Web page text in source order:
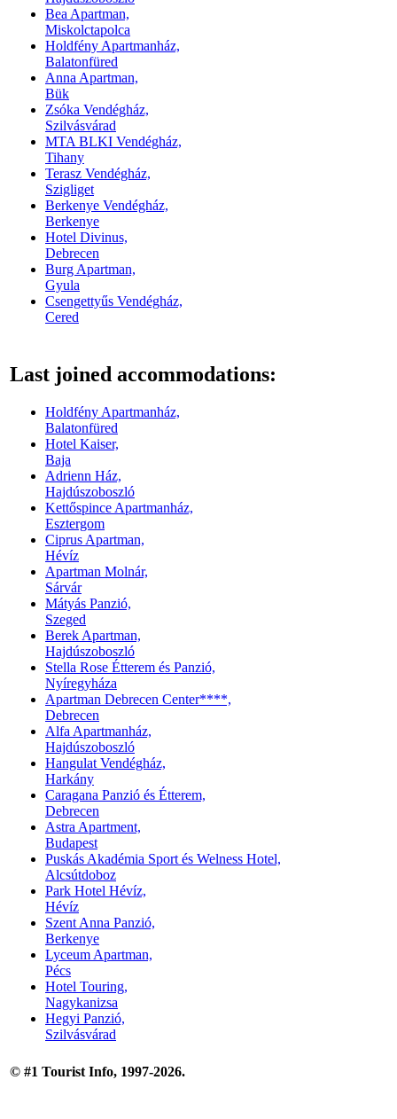
Bea Apartman,
Miskolctapolca
Holdfény Apartmanház,
Balatonfüred
Anna Apartman,
Bük
Zsóka Vendégház,
Szilvásvárad
MTA BLKI Vendégház,
Tihany
Terasz Vendégház,
Szigliget
Berkenye Vendégház,
Berkenye
Hotel Divinus,
Debrecen
Burg Apartman,
Gyula
Csengettyűs Vendégház,
Cered
Last joined accommodations:
Holdfény Apartmanház,
Balatonfüred
Hotel Kaiser,
Baja
Adrienn Ház,
Hajdúszoboszló
Kettőspince Apartmanház,
Esztergom
Ciprus Apartman,
Hévíz
Apartman Molnár,
Sárvár
Mátyás Panzió,
Szeged
Berek Apartman,
Hajdúszoboszló
Stella Rose Étterem és Panzió,
Nyíregyháza
Apartman Debrecen Center****,
Debrecen
Alfa Apartmanház,
Hajdúszoboszló
Hangulat Vendégház,
Harkány
Caragana Panzió és Étterem,
Debrecen
Astra Apartment,
Budapest
Puskás Akadémia Sport és Welness Hotel,
Alcsútdoboz
Park Hotel Hévíz,
Hévíz
Szent Anna Panzió,
Berkenye
Lyceum Apartman,
Pécs
Hotel Touring,
Nagykanizsa
Hegyi Panzió,
Szilvásvárad
© #1 Tourist Info, 1997-2026.